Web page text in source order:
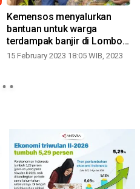
Kemensos menyalurkan
bantuan untuk warga
terdampak banjir di Lombok
Barat
15 February 2023 18:05 WIB, 2023